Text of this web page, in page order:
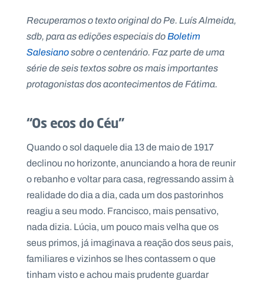
Recuperamos o texto original do Pe. Luís Almeida,
sdb, para as edições especiais doBoletim
Salesianosobre o centenário. Faz parte de uma
série de seis textos sobre os mais importantes
protagonistas dos acontecimentos de Fátima.
“Os ecos do Céu”
Quando o sol daquele dia 13 de maio de 1917
declinou no horizonte, anunciando a hora de reunir
o rebanho e voltar para casa, regressando assim à
realidade do dia a dia, cada um dos pastorinhos
reagiu a seu modo. Francisco, mais pensativo,
nada dizia. Lúcia, um pouco mais velha que os
seus primos, já imaginava a reação dos seus pais,
familiares e vizinhos se lhes contassem o que
tinham visto e achou mais prudente guardar
S
a
e
s
a
s
.
t
A
g
e
n
d
C
o
n
t
a
t
o
s